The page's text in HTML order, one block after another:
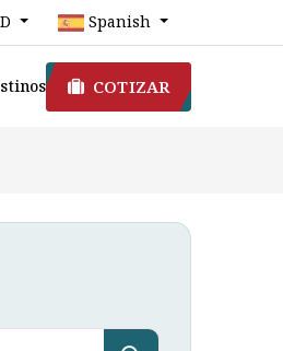
Spanish
COTIZAR